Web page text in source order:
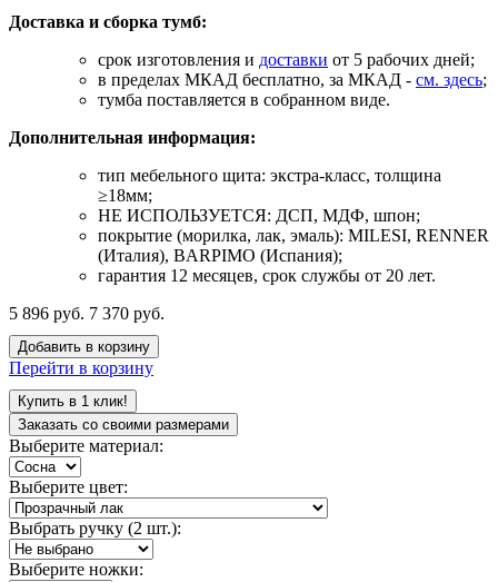
Доставка и сборка тумб:
срок изготовления и доставки от 5 рабочих дней;
в пределах МКАД бесплатно, за МКАД - см. здесь;
тумба поставляется в собранном виде.
Дополнительная информация:
тип мебельного щита: экстра-класс, толщина
≥18мм;
НЕ ИСПОЛЬЗУЕТСЯ: ДСП, МДФ, шпон;
покрытие (морилка, лак, эмаль): MILESI, RENNER
(Италия), BARPIMO (Испания);
гарантия 12 месяцев, срок службы от 20 лет.
5 896 руб. 7 370 руб.
Добавить в корзину
Перейти в корзину
Купить в 1 клик!
Заказать со своими размерами
Выберите материал:
Выберите цвет:
Выбрать ручку (2 шт.):
Выберите ножки: